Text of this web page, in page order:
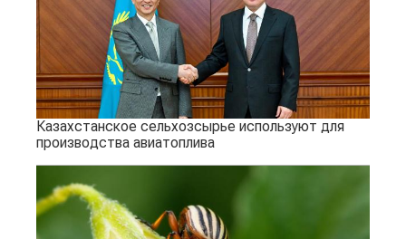
Казахстанское сельхозсырье используют для
производства авиатоплива